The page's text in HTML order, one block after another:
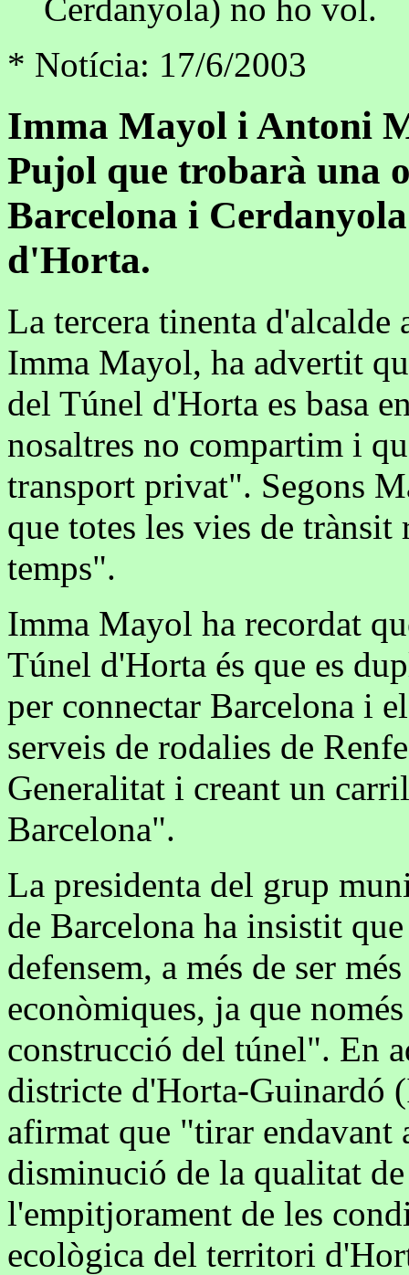
Cerdanyola) no ho vol.
* Notícia: 17/6/2003
Imma Mayol i Antoni
Pujol que trobarà una
Barcelona i
d'Horta.
La tercera tinenta
Imma Mayol, ha advertit
del Túnel d'Horta es basa
nosaltres no compartim i
transport privat". Segons
que totes les vies de trànsit
temps".
Imma Mayol ha recordat
Túnel d'Horta és que es
per connectar Barcelona i
serveis de rodalies de
Generalitat i creant un
Barcelona".
La presidenta del grup
de Barcelona ha insistit
defensem, a més de ser
econòmiques, ja que
construcció del túnel". En
districte d'Horta-Guinardó
afirmat que "tirar endavant
disminució de la qualitat
l'empitjorament de les
ecològica del territori